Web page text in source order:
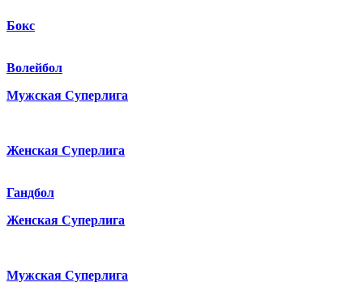
Бокс
Волейбол
Мужская Суперлига
Женская Суперлига
Гандбол
Женская Суперлига
Мужская Суперлига